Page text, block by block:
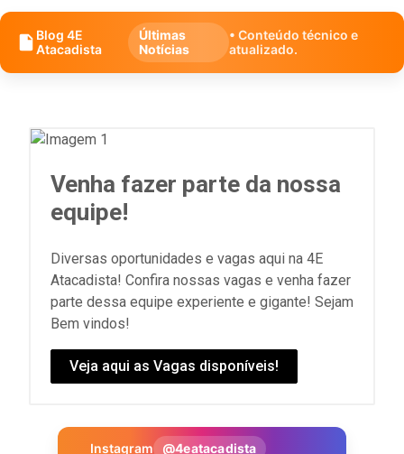
Blog 4E
Atacadista
Últimas
Notícias
• Conteúdo técnico e
atualizado.
Venha fazer parte da nossa
equipe!
Diversas oportunidades e vagas aqui na 4E
Atacadista! Confira nossas vagas e venha fazer
parte dessa equipe experiente e gigante! Sejam
Bem vindos!
Veja aqui as Vagas disponíveis!
Instagram @4eatacadista